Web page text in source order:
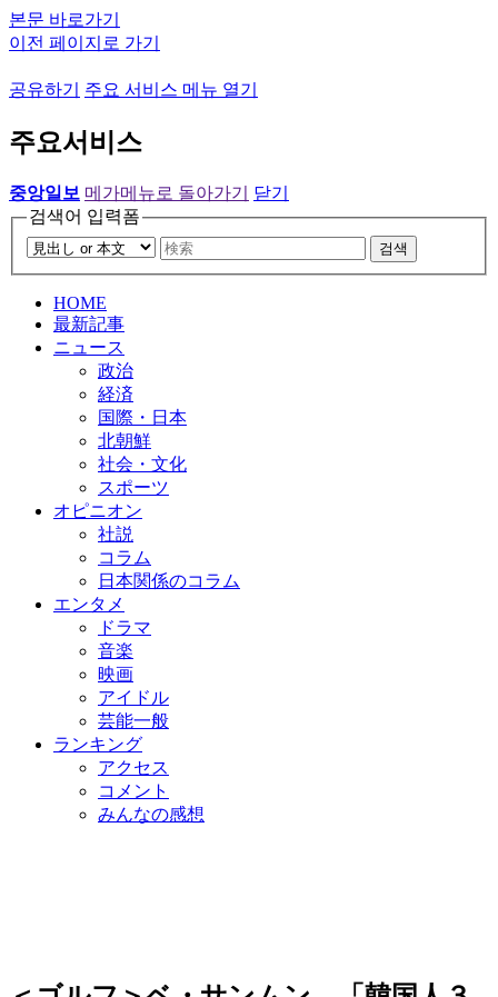
본문 바로가기
이전 페이지로 가기
공유하기 주요 서비스 메뉴 열기
주요서비스
중앙일보 메가메뉴로 돌아가기
닫기
검색어 입력폼
검색
HOME
最新記事
ニュース
政治
経済
国際・日本
北朝鮮
社会・文化
スポーツ
オピニオン
社説
コラム
日本関係のコラム
エンタメ
ドラマ
音楽
映画
アイドル
芸能一般
ランキング
アクセス
コメント
みんなの感想